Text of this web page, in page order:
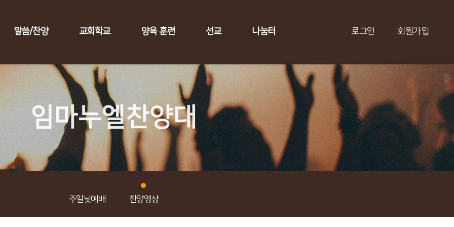
말씀/찬양 교회학교 양육 훈련 선교 나눔터 로그인 회원가입
임마누엘찬양대
주일낮예배 찬양영상